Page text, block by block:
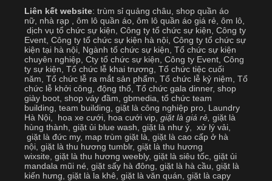
Liên kết website: trùm sỉ quảng châu shop quần áo
nữ nhà rạp ôm lô quần áo ôm lô quần áo giá rẻ ôm lô
dịch vụ tổ chức sự kiện Công ty tổ chức sự kiện Công ty
Event Công ty tổ chức sự kiện hà nội Công ty tổ chức sự
kiện tại hà nội Ngành tổ chức sự kiện Tổ chức sự kiện
chuyên nghiệp Cty tổ chức sự kiện Công ty Event Công
ty sự kiện Tổ chức lễ khai trương Tổ chức tiệc cuối
năm Tổ chức lễ ra mắt sản phẩm Tổ chức lễ kỷ niệm Tổ
chức lễ khởi công, động thổ Tổ chức gala dinner, shop
giày boot shop váy đầm gbmedia tổ chức team
building team building giặt là công nghiệp pro Laundry
Hà Nội
hoa xe cưới hoa cưới vip giặt là giá rẻ giặt là
hùng thành giặt ủi blue wash giặt là như ý xử lý vải
giặt là đức my, map trùm giặt là giặt là cao cấp ở hà
nội giặt là thu hương tumblr, giặt là thu hương
wixsite giặt là thu hương weebly, giặt là siêu tốc giặt ủi
mandala mũi né giặt sấy hà đông giặt là hà cầu giặt là
kiến hưng giặt là la khê giặt là văn quán giặt là capy